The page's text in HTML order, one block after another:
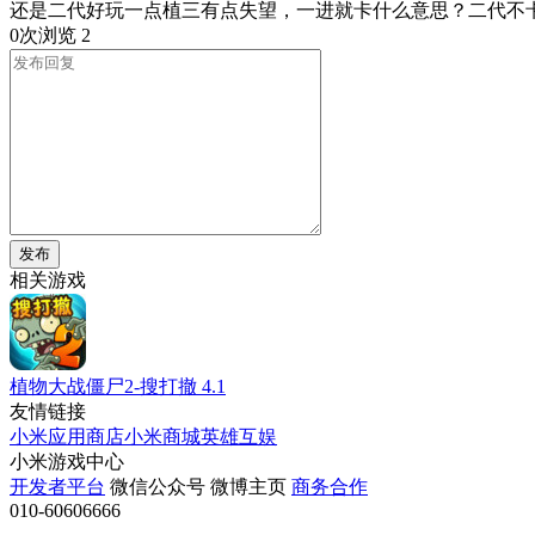
还是二代好玩一点植三有点失望，一进就卡什么意思？二代不
0次浏览 2
发布
相关游戏
植物大战僵尸2-搜打撤 4.1
友情链接
小米应用商店小米商城英雄互娱
小米游戏中心
开发者平台 微信公众号 微博主页 商务合作
010-60606666